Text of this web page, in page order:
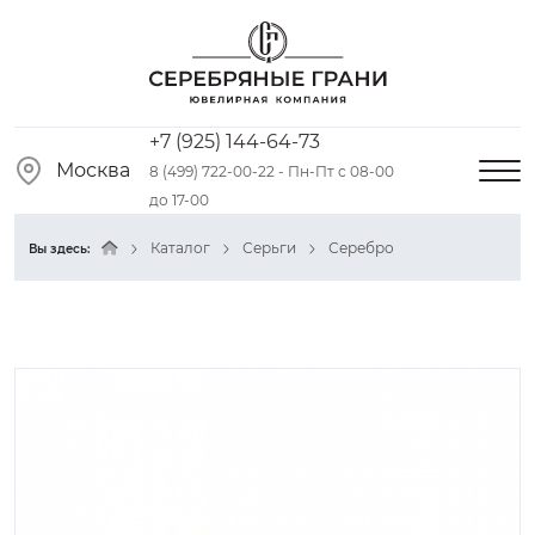
Москва
+7 (925) 144-64-73
8 (499) 722-00-22 - Пн-Пт с 08-00
до 17-00
Вы здесь: Каталог Серьги Серебро